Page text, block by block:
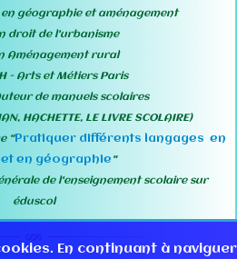
géographie et aménagement
droit de l'urbanisme
Aménagement rural
- Arts et Métiers Paris
de manuels scolaires
HACHETTE, LE LIVRE SCOLAIRE)
"Pratiquer différents langages en
en géographie "
de l'enseignement scolaire sur
éduscol
En continuant à naviguer